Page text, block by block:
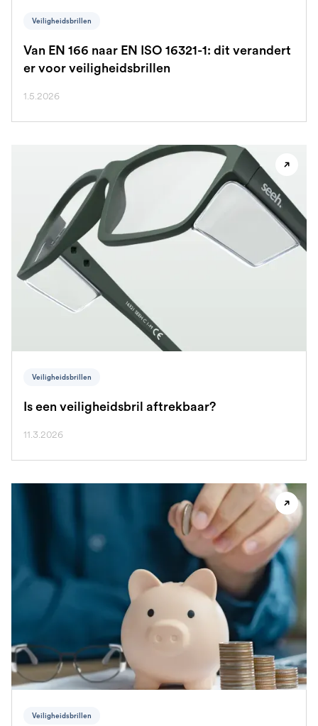
Veiligheidsbrillen
Van EN 166 naar EN ISO 16321-1: dit verandert
er voor veiligheidsbrillen
1.5.2026
Veiligheidsbrillen
Is een veiligheidsbril aftrekbaar?
11.3.2026
Veiligheidsbrillen